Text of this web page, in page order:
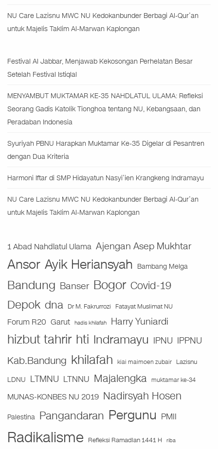
NU Care Lazisnu MWC NU Kedokanbunder Berbagi Al-Qur’an
untuk Majelis Taklim Al-Marwan Kaplongan
Festival Al Jabbar, Menjawab Kekosongan Perhelatan Besar
Setelah Festival Istiqlal
MENYAMBUT MUKTAMAR KE-35 NAHDLATUL ULAMA: Refleksi
Seorang Gadis Katolik Tionghoa tentang NU, Kebangsaan, dan
Peradaban Indonesia
Syuriyah PBNU Harapkan Muktamar Ke-35 Digelar di Pesantren
dengan Dua Kriteria
Harmoni Iftar di SMP Hidayatun Nasyi’ien Krangkeng Indramayu
NU Care Lazisnu MWC NU Kedokanbunder Berbagi Al-Qur’an
untuk Majelis Taklim Al-Marwan Kaplongan
1 Abad Nahdlatul Ulama Ajengan Asep Mukhtar
Ansor Ayik Heriansyah Bambang Melga
Bandung Banser Bogor Covid-19
Depok dna Dr M. Fakrurrozi Fatayat Muslimat NU
Forum R20 Garut hadis khilafah Harry Yuniardi
hizbut tahrir hti Indramayu IPNU IPPNU
Kab.Bandung khilafah kiai maimoen zubair
Lazisnu
LDNU LTMNU LTNNU Majalengka muktamar ke-34
MUNAS-KONBES NU 2019 Nadirsyah Hosen
Palestina Pangandaran Pergunu PMII
Radikalisme Refleksi Ramadlan 1441 H riba